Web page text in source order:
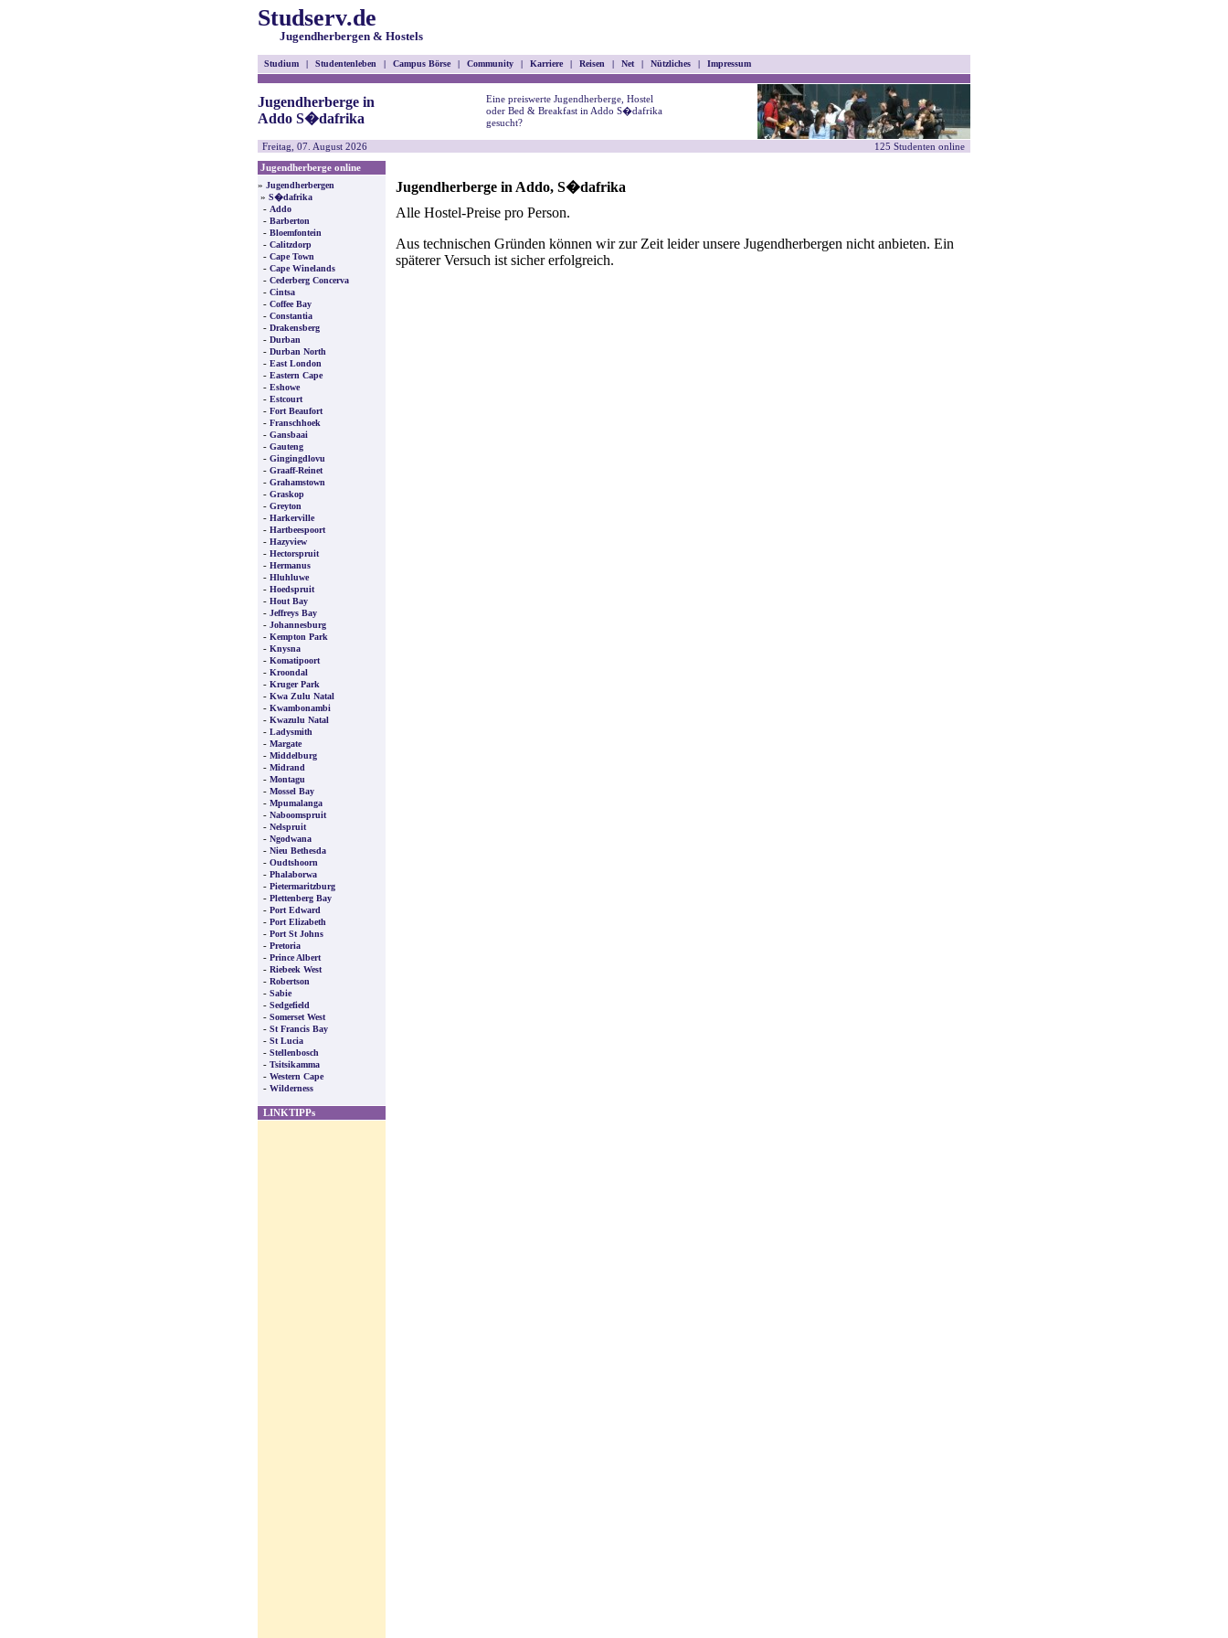
Studserv.de
Jugendherbergen & Hostels
Studium | Studentenleben | Campus Börse | Community | Karriere | Reisen | Net | Nützliches | Impressum
Jugendherberge in
Addo S�dafrika
Eine preiswerte Jugendherberge, Hostel
oder Bed & Breakfast in Addo S�dafrika
gesucht?
Freitag, 07. August 2026
125 Studenten online
Jugendherberge online
» Jugendherbergen
» S�dafrika
- Addo
- Barberton
- Bloemfontein
- Calitzdorp
- Cape Town
- Cape Winelands
- Cederberg Concerva
- Cintsa
- Coffee Bay
- Constantia
- Drakensberg
- Durban
- Durban North
- East London
- Eastern Cape
- Eshowe
- Estcourt
- Fort Beaufort
- Franschhoek
- Gansbaai
- Gauteng
- Gingingdlovu
- Graaff-Reinet
- Grahamstown
- Graskop
- Greyton
- Harkerville
- Hartbeespoort
- Hazyview
- Hectorspruit
- Hermanus
- Hluhluwe
- Hoedspruit
- Hout Bay
- Jeffreys Bay
- Johannesburg
- Kempton Park
- Knysna
- Komatipoort
- Kroondal
- Kruger Park
- Kwa Zulu Natal
- Kwambonambi
- Kwazulu Natal
- Ladysmith
- Margate
- Middelburg
- Midrand
- Montagu
- Mossel Bay
- Mpumalanga
- Naboomspruit
- Nelspruit
- Ngodwana
- Nieu Bethesda
- Oudtshoorn
- Phalaborwa
- Pietermaritzburg
- Plettenberg Bay
- Port Edward
- Port Elizabeth
- Port St Johns
- Pretoria
- Prince Albert
- Riebeek West
- Robertson
- Sabie
- Sedgefield
- Somerset West
- St Francis Bay
- St Lucia
- Stellenbosch
- Tsitsikamma
- Western Cape
- Wilderness
LINKTIPPs
Jugendherberge in Addo, S�dafrika
Alle Hostel-Preise pro Person.
Aus technischen Gründen können wir zur Zeit leider unsere Jugendherbergen nicht anbieten. Ein
späterer Versuch ist sicher erfolgreich.